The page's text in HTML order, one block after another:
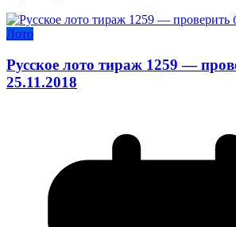
Лото
Русское лото тираж 1259 —
25.11.2018